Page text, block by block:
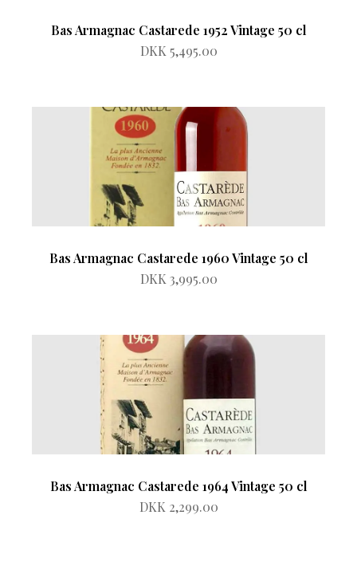
Bas Armagnac Castarede 1952 Vintage 50 cl
DKK 5,495.00
Bas Armagnac Castarede 1960 Vintage 50 cl
DKK 3,995.00
Bas Armagnac Castarede 1964 Vintage 50 cl
DKK 2,299.00